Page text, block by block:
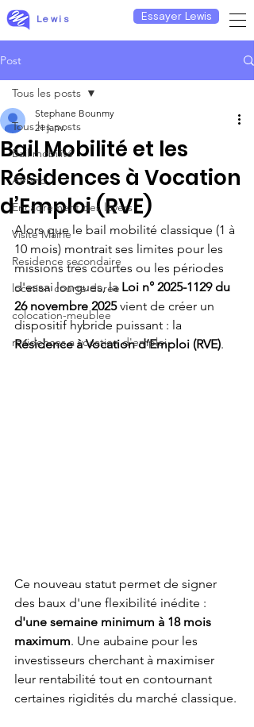
Lewis Essayer Lewis
Post
Tous les posts
Bail mobilité
Airbnb
Encadrement des loyers
Visite Mairie
Residence secondaire
location courte duree
colocation-meublee
residences a vocation d'emploi
Tous les posts
Bail Mobilité et les
Résidences à Vocation
d’Emploi (RVE)
Stephane Bounmy
21 janv.
Alors que le bail mobilité classique (1 à
10 mois) montrait ses limites pour les
missions très courtes ou les périodes
d'essai longues, la Loi n° 2025-1129 du
26 novembre 2025 vient de créer un
dispositif hybride puissant : la
Résidence à Vocation d’Emploi (RVE).
Ce nouveau statut permet de signer
des baux d'une flexibilité inédite :
d'une semaine minimum à 18 mois
maximum. Une aubaine pour les
investisseurs cherchant à maximiser
leur rentabilité tout en contournant
certaines rigidités du marché classique.